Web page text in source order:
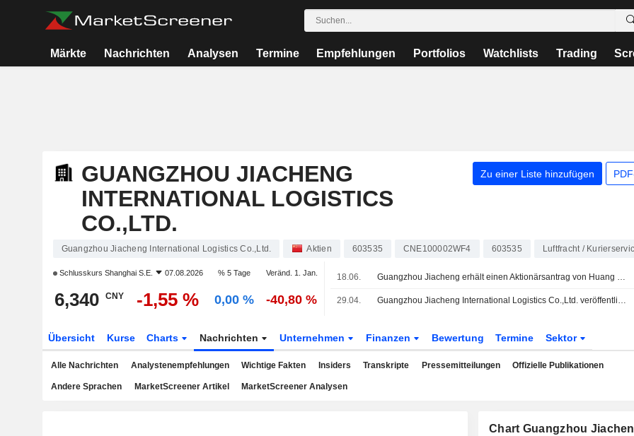
Märkte Nachrichten Analysen Termine Empfehlungen Portfolios Watchlists Trading
GUANGZHOU JIACHENG
INTERNATIONAL LOGISTICS
CO.,LTD.
Zu einer Liste hinzufügen
Guangzhou Jiacheng International Logistics Co.,Ltd. Aktien 603535 CNE100002WF4 603535 Luftfracht /
Schlusskurs Shanghai S.E. 07.08.2026 % 5 Tage Veränd. 1. Jan.
6,340 CNY -1,55 % 0,00 % -40,80 %
18.06. Guangzhou Jiacheng erhält einen Aktionärsantrag von Huang Yanyun
29.04. Guangzhou Jiacheng International Logistics Co.,Ltd. veröffentlicht Ergebniszahlen für das erste Quartal zum 31. März 2026
Übersicht Kurse Charts Nachrichten Unternehmen Finanzen Bewertung Termine Sektor
Alle Nachrichten Analystenempfehlungen Wichtige Fakten Insiders Transkripte Pressemitteilungen Offizielle Publikationen
Andere Sprachen MarketScreener Artikel MarketScreener Analysen
Chart Guangzhou